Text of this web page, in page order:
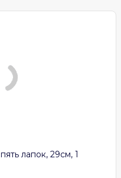
лапок, 29см, 1